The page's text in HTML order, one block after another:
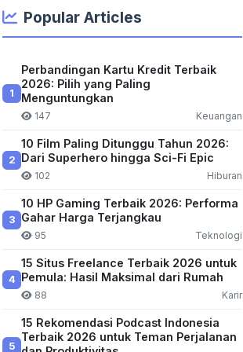
Popular Articles
1
Perbandingan Kartu Kredit Terbaik
2026: Pilih yang Paling
Menguntungkan
147 Keuangan
2
10 Film Paling Ditunggu Tahun 2026:
Dari Superhero hingga Sci-Fi Epic
102 Hiburan
3
10 HP Gaming Terbaik 2026: Performa
Gahar Harga Terjangkau
95 Teknologi
4
15 Situs Freelance Terbaik 2026 untuk
Pemula: Hasil Maksimal dari Rumah
88 Karir
5
15 Rekomendasi Podcast Indonesia
Terbaik 2026 untuk Teman Perjalanan